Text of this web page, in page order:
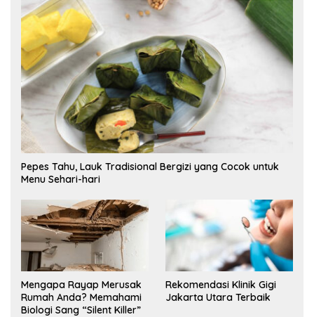
Pepes Tahu, Lauk Tradisional Bergizi yang Cocok untuk
Menu Sehari-hari
Mengapa Rayap Merusak
Rumah Anda? Memahami
Biologi Sang “Silent Killer”
Rekomendasi Klinik Gigi
Jakarta Utara Terbaik